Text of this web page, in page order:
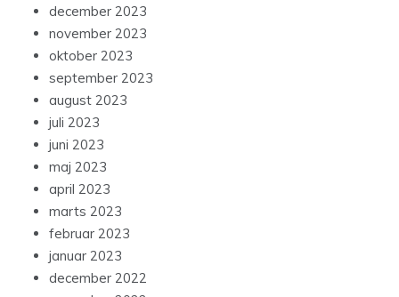
december 2023
november 2023
oktober 2023
september 2023
august 2023
juli 2023
juni 2023
maj 2023
april 2023
marts 2023
februar 2023
januar 2023
december 2022